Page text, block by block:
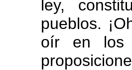
ley,
pueblos.
oír en los